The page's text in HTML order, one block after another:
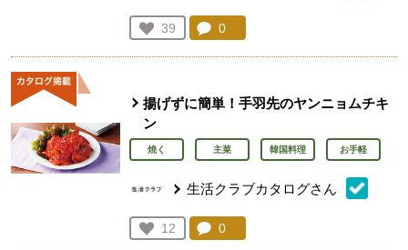
お気に入り登録：
39
人が登録
コメント：
0
揚げずに簡単！手羽先のヤンニョムチキ
ン
焼く 主菜 韓国料理 お手軽
生活クラブカタログさん
お気に入り登録：
12
人が登録
コメント：
0